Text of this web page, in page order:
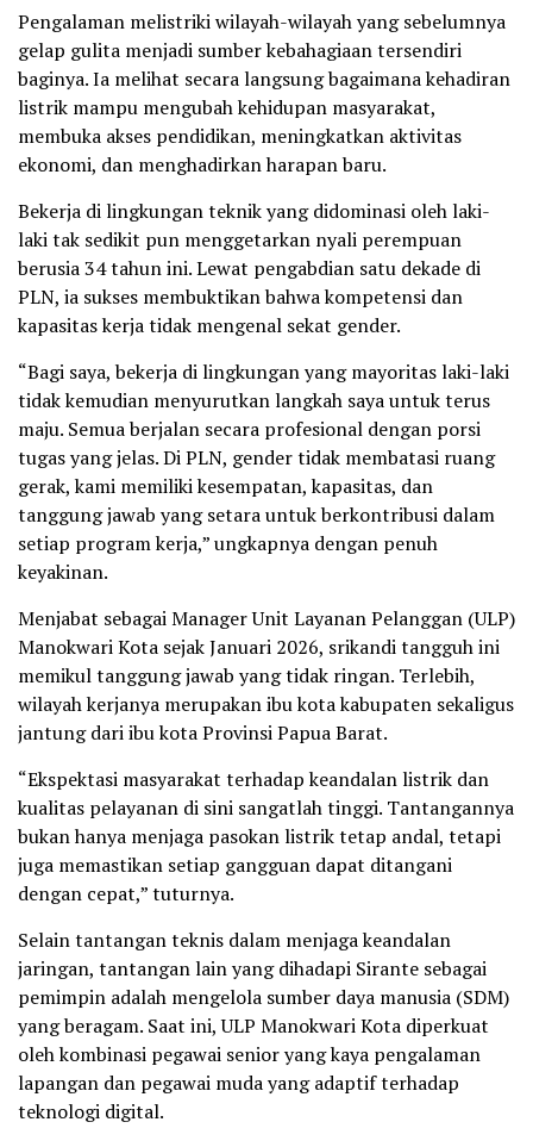
Pengalaman melistriki wilayah-wilayah yang sebelumnya
gelap gulita menjadi sumber kebahagiaan tersendiri
baginya. Ia melihat secara langsung bagaimana kehadiran
listrik mampu mengubah kehidupan masyarakat,
membuka akses pendidikan, meningkatkan aktivitas
ekonomi, dan menghadirkan harapan baru.
Bekerja di lingkungan teknik yang didominasi oleh laki-
laki tak sedikit pun menggetarkan nyali perempuan
berusia 34 tahun ini. Lewat pengabdian satu dekade di
PLN, ia sukses membuktikan bahwa kompetensi dan
kapasitas kerja tidak mengenal sekat gender.
“Bagi saya, bekerja di lingkungan yang mayoritas laki-laki
tidak kemudian menyurutkan langkah saya untuk terus
maju. Semua berjalan secara profesional dengan porsi
tugas yang jelas. Di PLN, gender tidak membatasi ruang
gerak, kami memiliki kesempatan, kapasitas, dan
tanggung jawab yang setara untuk berkontribusi dalam
setiap program kerja,” ungkapnya dengan penuh
keyakinan.
Menjabat sebagai Manager Unit Layanan Pelanggan (ULP)
Manokwari Kota sejak Januari 2026, srikandi tangguh ini
memikul tanggung jawab yang tidak ringan. Terlebih,
wilayah kerjanya merupakan ibu kota kabupaten sekaligus
jantung dari ibu kota Provinsi Papua Barat.
“Ekspektasi masyarakat terhadap keandalan listrik dan
kualitas pelayanan di sini sangatlah tinggi. Tantangannya
bukan hanya menjaga pasokan listrik tetap andal, tetapi
juga memastikan setiap gangguan dapat ditangani
dengan cepat,” tuturnya.
Selain tantangan teknis dalam menjaga keandalan
jaringan, tantangan lain yang dihadapi Sirante sebagai
pemimpin adalah mengelola sumber daya manusia (SDM)
yang beragam. Saat ini, ULP Manokwari Kota diperkuat
oleh kombinasi pegawai senior yang kaya pengalaman
lapangan dan pegawai muda yang adaptif terhadap
teknologi digital.